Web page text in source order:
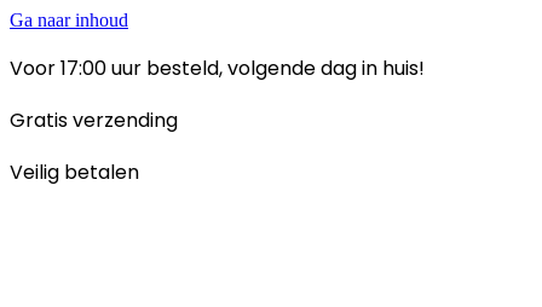
Ga naar inhoud
Voor 17:00 uur besteld, volgende dag in huis!
Gratis verzending
Veilig betalen